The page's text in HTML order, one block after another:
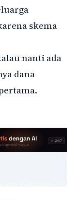
skema
nanti ada
dana